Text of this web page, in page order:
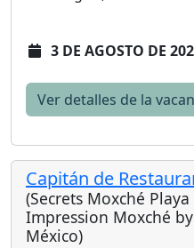
3 DE AGOSTO DE
Ver detalles de la
Capitán de
(Secrets Moxché
Impression Moxché
México)